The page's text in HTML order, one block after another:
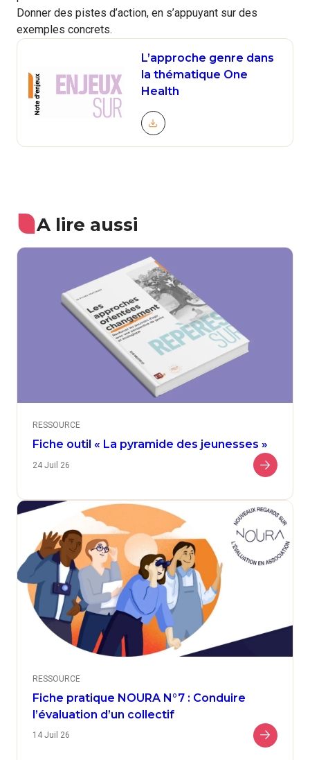
Donner des pistes d’action, en s’appuyant sur des
exemples concrets.
L’approche genre dans
la thématique One
Health
Télécharger le document
A lire aussi
RESSOURCE
Fiche outil « La pyramide des jeunesses »
24 Juil 26
RESSOURCE
Fiche pratique NOURA N°7 : Conduire
l’évaluation d’un collectif
14 Juil 26